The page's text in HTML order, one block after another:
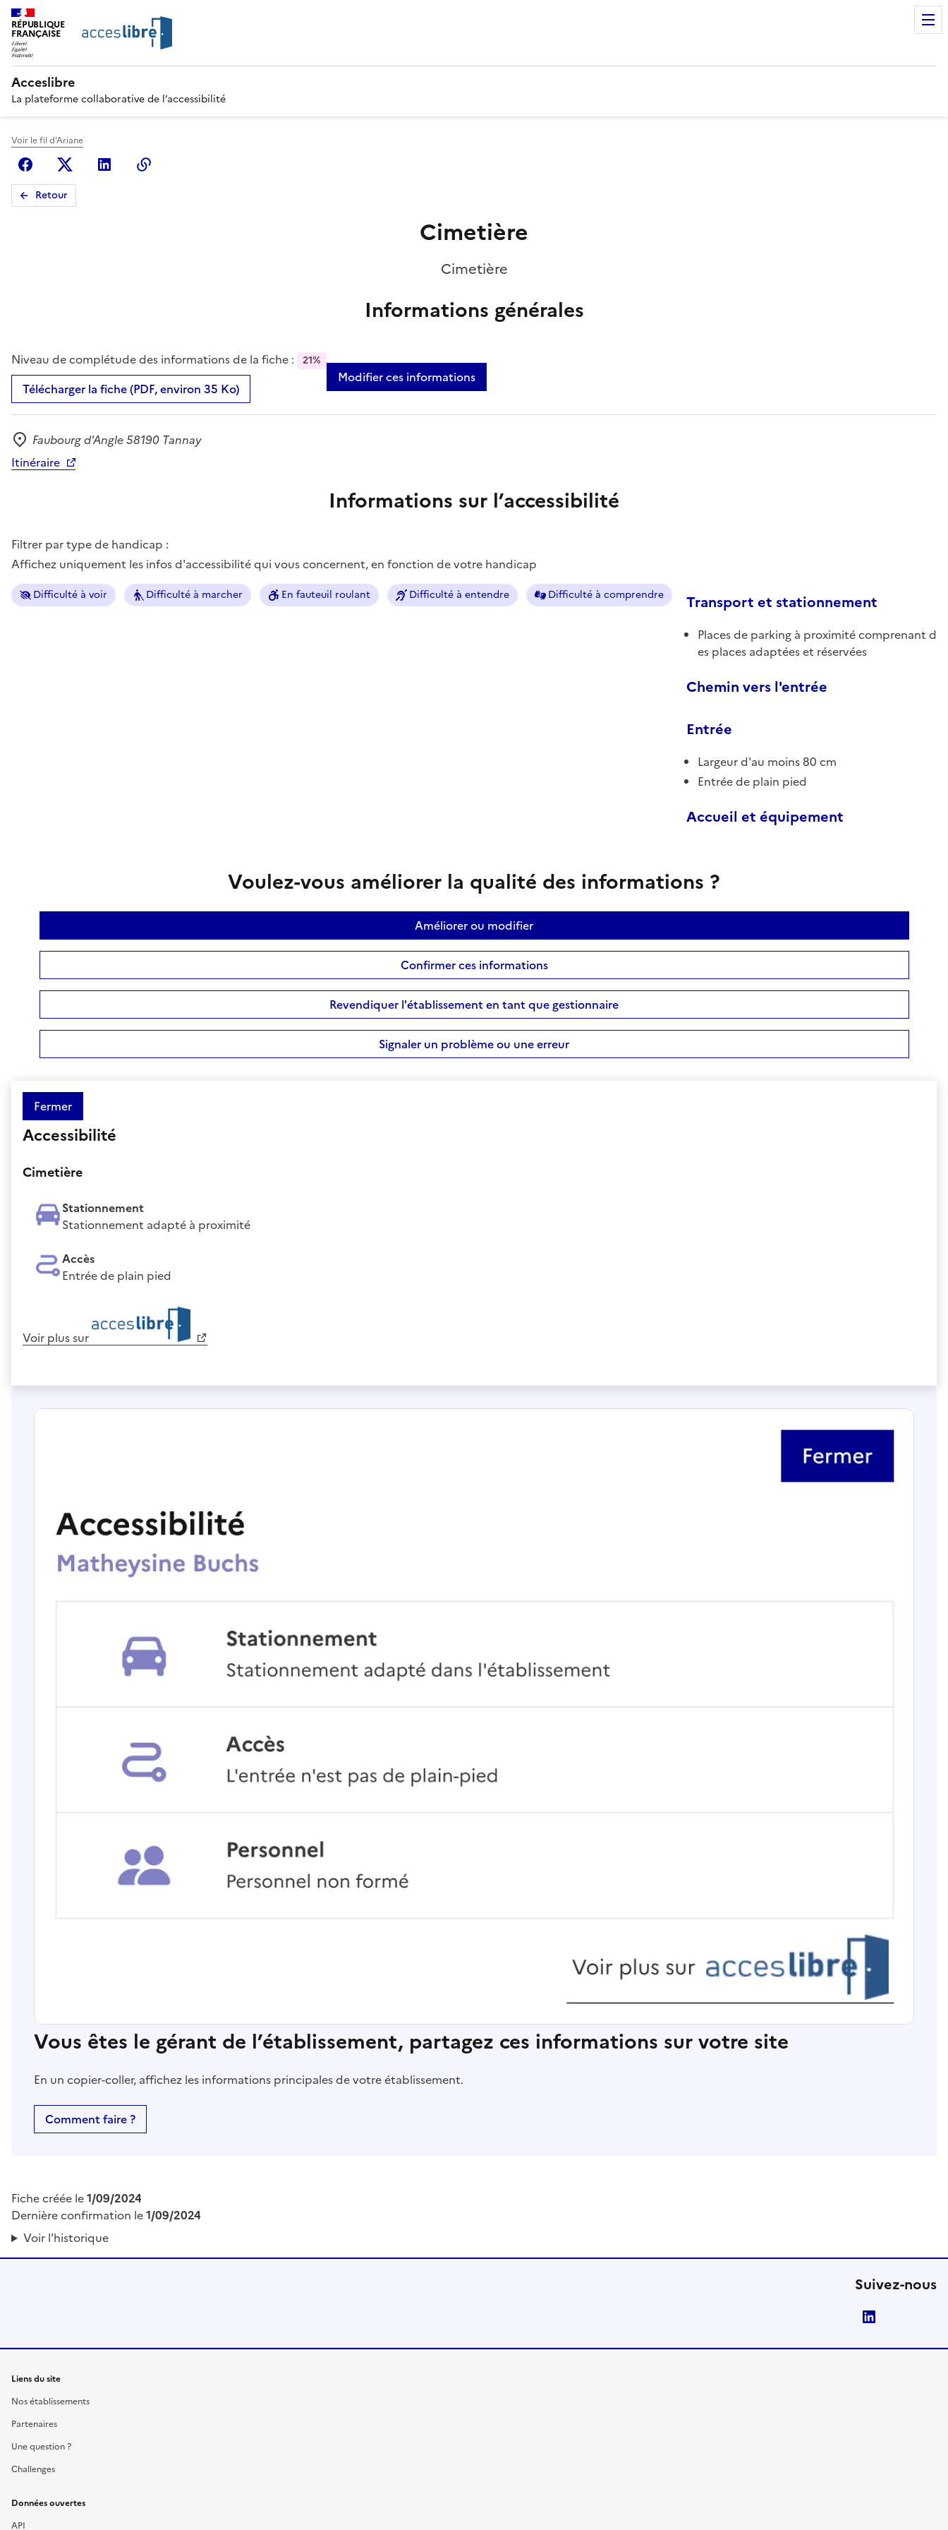
RÉPUBLIQUE
FRANÇAISE
Acceslibre
La plateforme collaborative de l’accessibilité
Voir le fil d'Ariane
FacebookX (anciennement Twitter)
Linkedin
Retour
Cimetière
Cimetière
Informations générales
Niveau de complétude des informations de la fiche : 21%
Télécharger la fiche (PDF, environ 35 Ko)
Modifier ces informations
Adresse
Faubourg d'Angle 58190 Tannay
Itinéraire
Informations sur l’accessibilité
Filtrer par type de handicap :
Affichez uniquement les infos d'accessibilité qui vous concernent, en fonction de votre handicap
Difficulté à voir Difficulté à marcher En fauteuil roulant Difficulté à entendre Difficulté à comprendre Transport et stationnement
Places de parking à proximité comprenant d
es places adaptées et réservées
Chemin vers l'entrée
Entrée
Largeur d'au moins 80 cm
Entrée de plain pied
Accueil et équipement
Voulez-vous améliorer la qualité des informations ?
Améliorer ou modifier
Confirmer ces informations
Revendiquer l'établissement en tant que gestionnaire
Signaler un problème ou une erreur
Fermer
Accessibilité
Cimetière
Stationnement
Stationnement adapté à proximité
Accès
Entrée de plain pied
Voir plus sur
Vous êtes le gérant de l’établissement, partagez ces informations sur votre site
En un copier-coller, affichez les informations principales de votre établissement.
Comment faire ?
Fiche créée le1/09/2024
Dernière confirmation le1/09/2024
Voir l'historique
Suivez-nous
Liens du site
Nos établissements
Partenaires
Une question ?
Challenges
Données ouvertes
API